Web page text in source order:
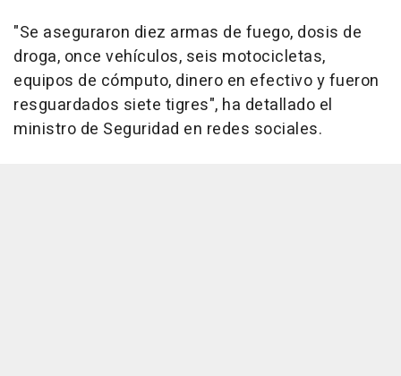
"Se aseguraron diez armas de fuego, dosis de
droga, once vehículos, seis motocicletas,
equipos de cómputo, dinero en efectivo y fueron
resguardados siete tigres", ha detallado el
ministro de Seguridad en redes sociales.